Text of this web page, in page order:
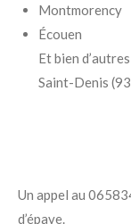
Montmorency
Écouen
Et bien
Saint-Denis
Un appel au
d’épave.